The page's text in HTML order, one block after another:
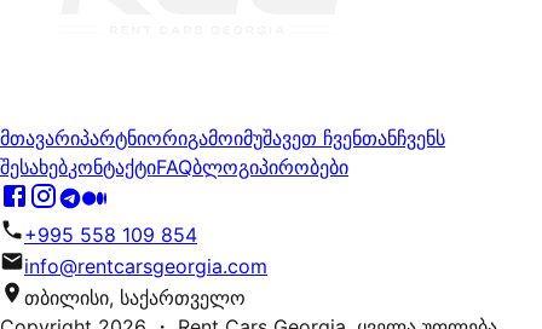
მთავარიპარტნიორიგამოიმუშავეთ ჩვენთანჩვენს
შესახებკონტაქტიFAQბლოგიპირობები
+995 558 109 854
info@rentcarsgeorgia.com
თბილისი, საქართველო